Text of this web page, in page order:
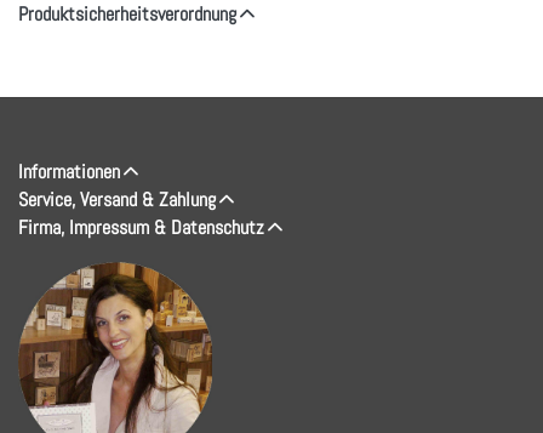
Produktsicherheitsverordnung
Informationen
Service, Versand & Zahlung
Firma, Impressum & Datenschutz